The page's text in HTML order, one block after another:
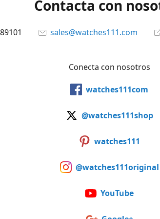
Contacta con
sales@watches111.com
Conecta con nosotros
watches111com
@watches111shop
watches111
@watches111original
YouTube